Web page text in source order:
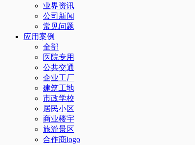
业界资讯
公司新闻
常见问题
应用案例
全部
医院专用
公共交通
企业工厂
建筑工地
市政学校
居民小区
商业楼宇
旅游景区
合作商logo